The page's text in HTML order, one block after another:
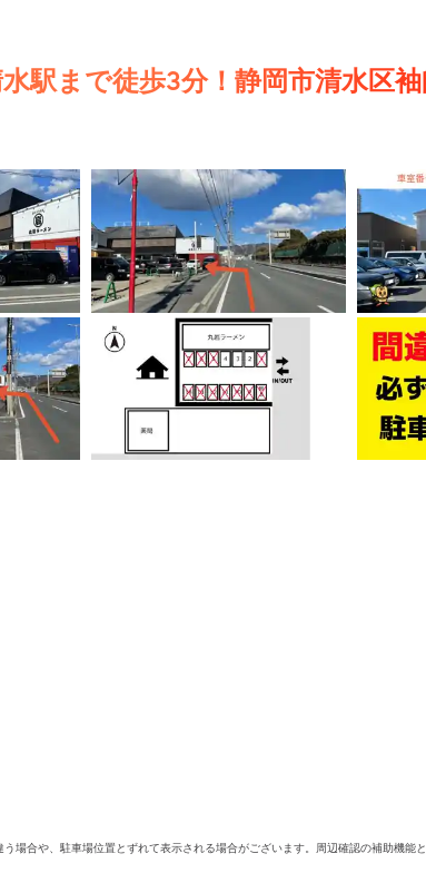
駅まで徒歩3分！静岡市清水区
場合や、駐車場位置とずれて表示される場合がございます。周辺確認の補助機能と